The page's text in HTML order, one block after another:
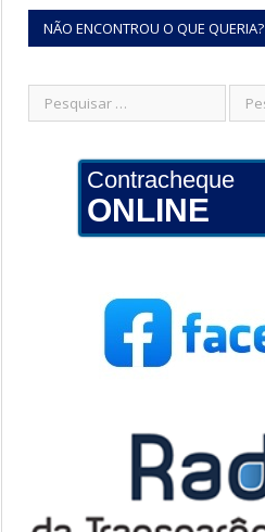
NÃO ENCONTROU O QUE QUERIA?
Contracheque
ONLINE